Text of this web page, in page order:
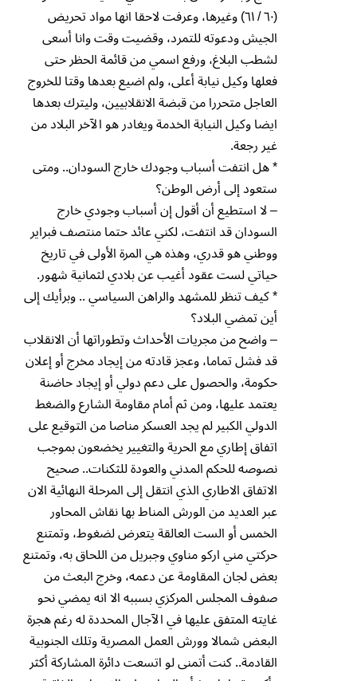
(٦٠ / ٦١) وغيرها، وعرفت لاحقا انها مواد تحريض
الجيش ودعوته للتمرد، وقضيت وقت وانا أسعى
لشطب البلاغ، ورفع اسمي من قائمة الحظر حتى
فعلها وكيل نيابة أعلى، ولم اضيع بعدها وقتا للخروج
العاجل متحررا من قبضة الانقلابيين، وليترك بعدها
ايضا وكيل النيابة الخدمة ويغادر هو الآخر البلاد من
غير رجعة.
* هل انتفت أسباب وجودك خارج السودان.. ومتى
ستعود إلى أرض الوطن؟
– لا استطيع أن أقول إن أسباب وجودي خارج
السودان قد انتفت، لكني عائد حتما منتصف فبراير
ووطني هو قدري، وهذه هي المرة الأولى في تاريخ
حياتي لست عقود أغيب عن بلادي لثمانية شهور.
* كيف تنظر للمشهد والراهن السياسي .. وبرأيك إلى
أين تمضي البلاد؟
– واضح من مجريات الأحداث وتطوراتها أن الانقلاب
قد فشل تماما، وعجز قادته من إيجاد مخرج أو إعلان
حكومة، والحصول على دعم دولي أو إيجاد حاضنة
يعتمد عليها، ومن ثم أمام مقاومة الشارع والضغط
الدولي الكبير لم يجد العسكر مناصا من التوقيع على
اتفاق إطاري مع الحرية والتغيير يخضعون بموجب
نصوصه للحكم المدني والعودة للثكنات.. صحيح
الاتفاق الاطاري الذي انتقل إلى المرحلة النهائية الان
عبر العديد من الورش المناط بها نقاش المحاور
الخمس أو الست العالقة يتعرض لضغوط، وتمتنع
حركتي مني اركو مناوي وجبريل من اللحاق به، وتمتنع
بعض لجان المقاومة عن دعمه، وخرج البعث من
صفوف المجلس المركزي بسببه الا انه يمضي نحو
غايته المتفق عليها في الآجال المحددة له رغم هجرة
البعض شمالا وورش العمل المصرية وتلك الجنوبية
القادمة.. كنت أتمنى لو اتسعت دائرة المشاركة أكثر